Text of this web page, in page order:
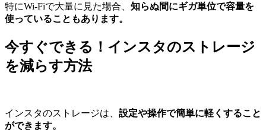
特にWi-Fiで大量に見た場合、 知らぬ間にギガ単位で容量を
使っていることもあります。
今すぐできる！インスタのストレージ
を減らす方法
インスタのストレージは、 設定や操作で簡単に軽くすること
ができます。